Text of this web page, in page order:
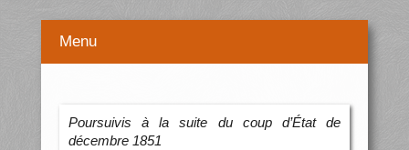
Menu
Poursuivis à la suite du coup d’État de
décembre 1851